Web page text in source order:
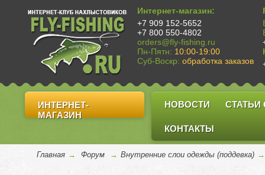
Интернет-магазин:
+7 909 152-5652
+7 800 550-4802
orders@fly-fishing.ru
Пн-Пятн: 10:00-19:00
Суб-Воскр: обработка заказов
ИНТЕРНЕТ-
МАГАЗИН
НОВОСТИ СТАТЬИ
КОНТАКТЫ
Главная → Форум → Внутренние слои одежды (поддевка) →